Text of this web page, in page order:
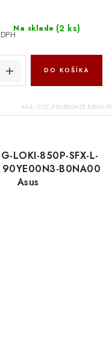
Na sklade (2 ks)
DO KOŠÍKA
Kód: CCC-PSUBRONZE-850W-10
LOKI-850P-SFX-L-
B0NA00
Asus